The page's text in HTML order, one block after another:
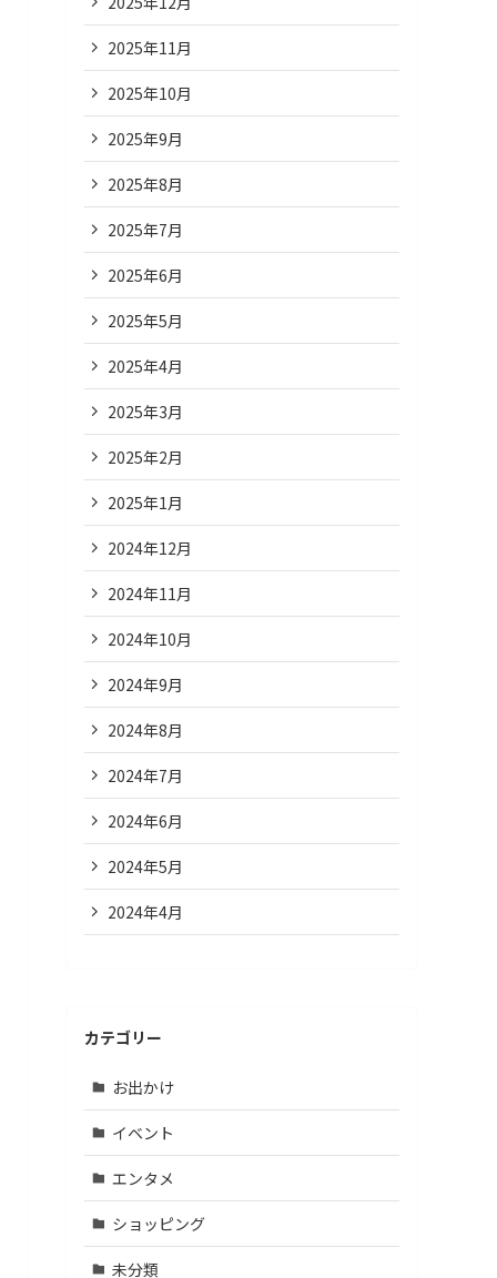
2025年11月
2025年10月
2025年9月
2025年8月
2025年7月
2025年6月
2025年5月
2025年4月
2025年3月
2025年2月
2025年1月
2024年12月
2024年11月
2024年10月
2024年9月
2024年8月
2024年7月
2024年6月
2024年5月
2024年4月
カテゴリー
お出かけ
イベント
エンタメ
ショッピング
未分類